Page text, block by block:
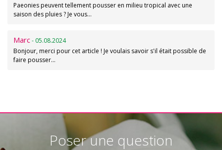
Paeonies peuvent tellement pousser en milieu tropical avec une
saison des pluies ? Je vous…
Marc- 05.08.2024
Bonjour, merci pour cet article ! Je voulais savoir s'il était possible de
faire pousser…
Poser une question